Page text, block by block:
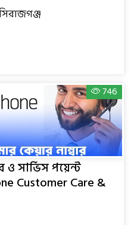
746
ও সার্ভিস পয়েন্ট
Customer Care &